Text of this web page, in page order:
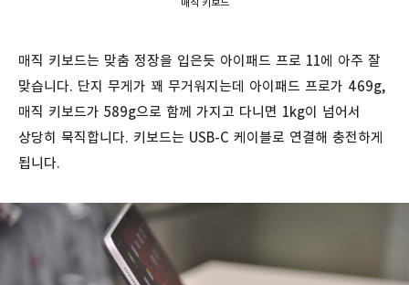
매직 키보드는 맞춤 정장을 입은듯 아이패드 프로 11에 아주 잘
맞습니다. 단지 무게가 꽤 무거워지는데 아이패드 프로가 469g,
매직 키보드가 589g으로 함께 가지고 다니면 1kg이 넘어서
상당히 묵직합니다. 키보드는 USB-C 케이블로 연결해 충전하게
됩니다.